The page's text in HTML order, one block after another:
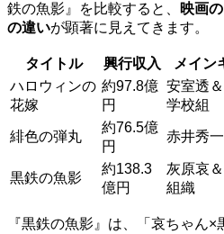
鉄の魚影』を比較すると、
映画
の違いが顕著に見えてきます。
タイトル 興行収入 メイン
ハロウィンの
花嫁
約97.8億
円
安室透
学校組
緋色の弾丸
約76.5億
円
赤井秀
黒鉄の魚影
約138.3
億円
灰原哀
組織
『黒鉄の魚影』は、「哀ちゃん×